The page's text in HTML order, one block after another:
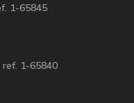
1-65845
1-65840